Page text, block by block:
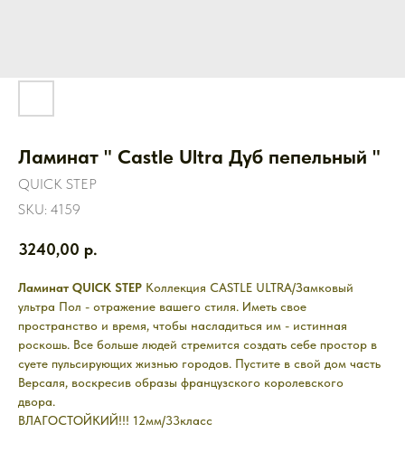
Ламинат " Castle Ultra Дуб пепельный "
QUICK STEP
SKU: 4159
3240,00 р.
Ламинат QUICK STEP Коллекция CASTLE ULTRA/Замковый
ультра Пол - отражение вашего стиля. Иметь свое
пространство и время, чтобы насладиться им - истинная
роскошь. Все больше людей стремится создать себе простор в
суете пульсирующих жизнью городов. Пустите в свой дом часть
Версаля, воскресив образы французского королевского
двора.
ВЛАГОСТОЙКИЙ!!! 12мм/33класс